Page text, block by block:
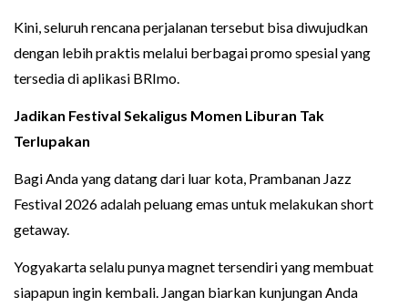
Kini, seluruh rencana perjalanan tersebut bisa diwujudkan
dengan lebih praktis melalui berbagai promo spesial yang
tersedia di aplikasi BRImo.
Jadikan Festival Sekaligus Momen Liburan Tak
Terlupakan
Bagi Anda yang datang dari luar kota, Prambanan Jazz
Festival 2026 adalah peluang emas untuk melakukan short
getaway.
Yogyakarta selalu punya magnet tersendiri yang membuat
siapapun ingin kembali. Jangan biarkan kunjungan Anda